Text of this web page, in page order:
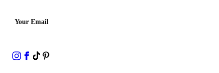
Your Email